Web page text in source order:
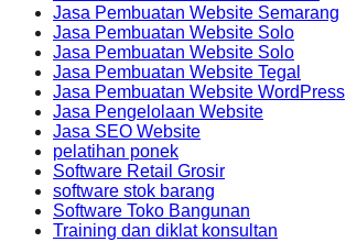
Jasa Pembuatan Website Semarang
Jasa Pembuatan Website Solo
Jasa Pembuatan Website Solo
Jasa Pembuatan Website Tegal
Jasa Pembuatan Website WordPress
Jasa Pengelolaan Website
Jasa SEO Website
pelatihan ponek
Software Retail Grosir
software stok barang
Software Toko Bangunan
Training dan diklat konsultan